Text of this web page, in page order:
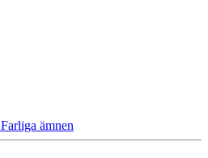
Farliga ämnen